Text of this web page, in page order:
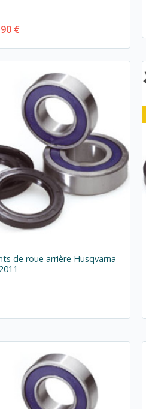
€
de roue arrière Husqvarna